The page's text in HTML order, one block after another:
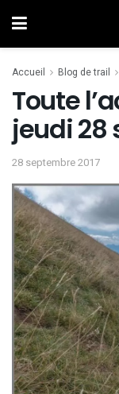
Accueil Blog de trail
Toute
jeudi 28
28 septembre 2017